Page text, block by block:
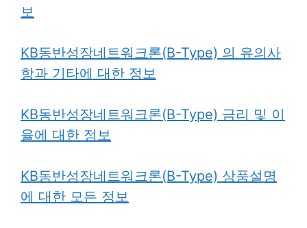
보
KB동반성장네트워크론(B-Type) 의 유의사
항과 기타에 대한 정보
KB동반성장네트워크론(B-Type) 금리 및 이
율에 대한 정보
KB동반성장네트워크론(B-Type) 상품설명
에 대한 모든 정보